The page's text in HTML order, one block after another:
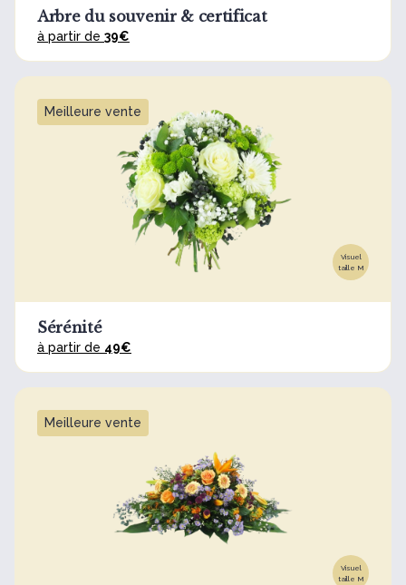
Arbre du souvenir & certificat
à partir de 39€
Meilleure vente
Visuel
taille M
Sérénité
à partir de 49€
Meilleure vente
Visuel
taille M